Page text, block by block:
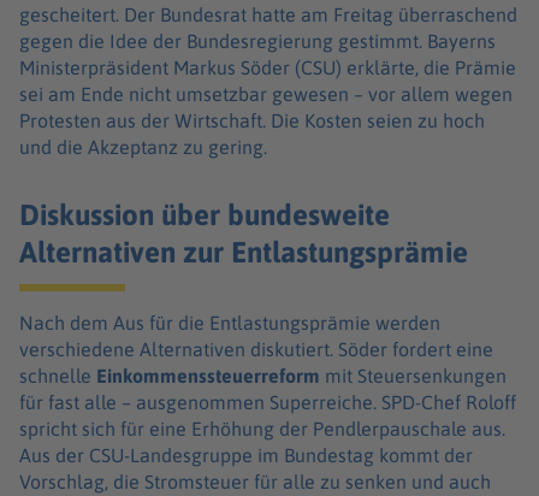
gescheitert. Der Bundesrat hatte am Freitag überraschend
gegen die Idee der Bundesregierung gestimmt. Bayerns
Ministerpräsident Markus Söder (CSU) erklärte, die Prämie
sei am Ende nicht umsetzbar gewesen – vor allem wegen
Protesten aus der Wirtschaft. Die Kosten seien zu hoch
und die Akzeptanz zu gering.
Diskussion über bundesweite
Alternativen zur Entlastungsprämie
Nach dem Aus für die Entlastungsprämie werden
verschiedene Alternativen diskutiert. Söder fordert eine
schnelle Einkommenssteuerreform mit Steuersenkungen
für fast alle – ausgenommen Superreiche. SPD-Chef Roloff
spricht sich für eine Erhöhung der Pendlerpauschale aus.
Aus der CSU-Landesgruppe im Bundestag kommt der
Vorschlag, die Stromsteuer für alle zu senken und auch